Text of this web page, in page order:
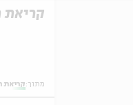
קריאת
מתוך: קריאת